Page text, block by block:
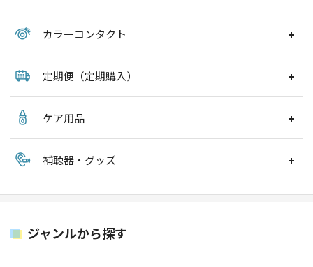
カラーコンタクト
定期便（定期購入）
ケア用品
補聴器・グッズ
ジャンルから探す